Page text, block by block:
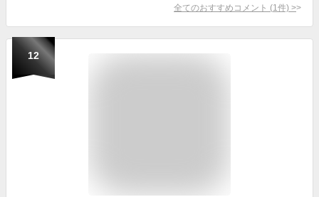
全てのおすすめコメント (1 件) >
12